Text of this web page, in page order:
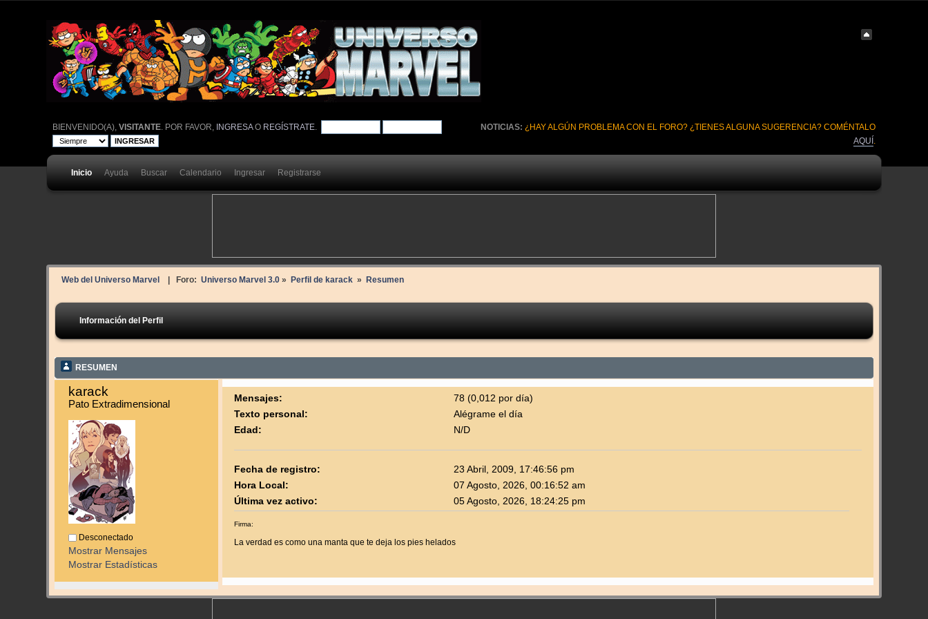
NOTICIAS: ¿HAY ALGÚN PROBLEMA CON EL FORO? ¿TIENES ALGUNA SUGERENCIA? COMÉNTALO
AQUÍ
BIENVENIDO(A), VISITANTE. POR FAVOR, INGRESAO REGÍSTRATE.
Inicio Ayuda Buscar Calendario Ingresar Registrarse
Web del Universo Marvel | Foro: Universo Marvel 3.0» Perfil de karack » Resumen
Información del Perfil
RESUMEN
karack
Pato Extradimensional
Desconectado
Mostrar Mensajes
Mostrar Estadísticas
Mensajes:
78 (0,012 por día)
Texto personal:
Alégrame el día
Edad:
N/D
Fecha de registro:
23 Abril, 2009, 17:46:56 pm
Hora Local:
07 Agosto, 2026, 00:16:52 am
Última vez activo:
05 Agosto, 2026, 18:24:25 pm
Firma:
La verdad es como una manta que te deja los pies helados